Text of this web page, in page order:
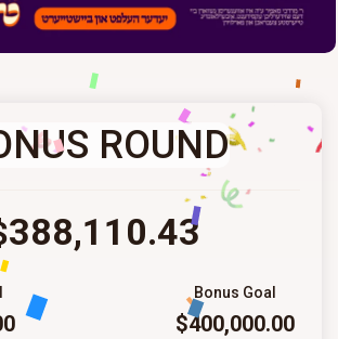
ROUND
388,110.43
Bonus Goal
$400,000.00